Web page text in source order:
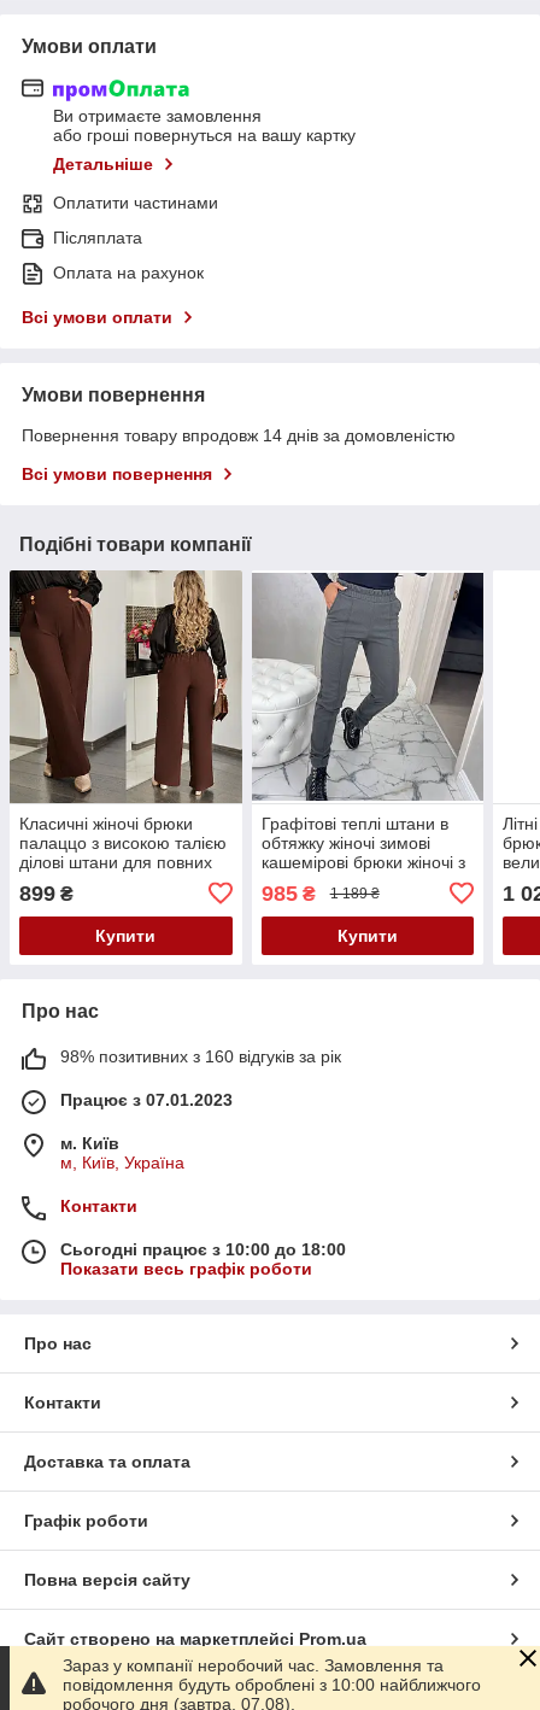
Умови оплати
Ви отримаєте замовлення
або гроші повернуться на вашу картку
Детальніше
Оплатити частинами
Післяплата
Оплата на рахунок
Всі умови оплати
Умови повернення
Повернення товару впродовж 14 днів за домовленістю
Всі умови повернення
Подібні товари компанії
Класичні жіночі брюки
палаццо з високою талією
ділові штани для повних
899 ₴
Купити
Графітові теплі штани в
обтяжку жіночі зимові
кашемірові брюки жіночі з
великого розміру
985₴ 1 189 ₴
Купити
1
Про нас
98% позитивних з 160 відгуків за рік
Працює з 07.01.2023
м. Київ
м, Київ, Україна
Контакти
Сьогодні працює з 10:00 до 18:00
Показати весь графік роботи
Про нас
Контакти
Доставка та оплата
Графік роботи
Повна версія сайту
Сайт створено на маркетплейсі Prom.ua
Політика конфіденційності
Зараз у компанії неробочий час. Замовлення та
повідомлення будуть оброблені з 10:00 найближчого
робочого дня (завтра, 07.08).